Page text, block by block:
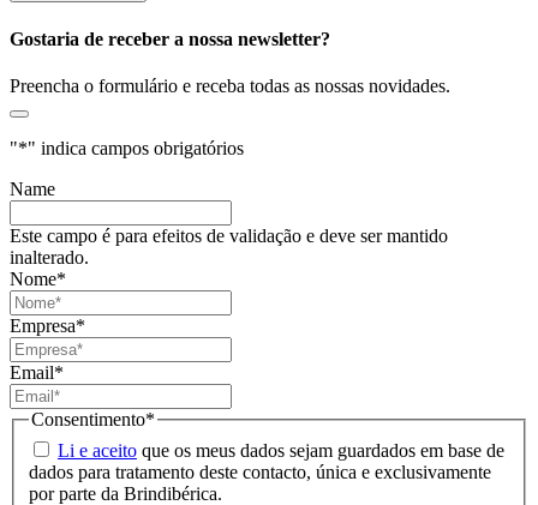
Gostaria de receber a nossa newsletter?
Preencha o formulário e receba todas as nossas novidades.
"*" indica campos obrigatórios
Name
Este campo é para efeitos de validação e deve ser mantido
inalterado.
Nome*
Empresa*
Email*
Consentimento*
Li e aceito que os meus dados sejam guardados em base de
dados para tratamento deste contacto, única e exclusivamente
por parte da Brindibérica.